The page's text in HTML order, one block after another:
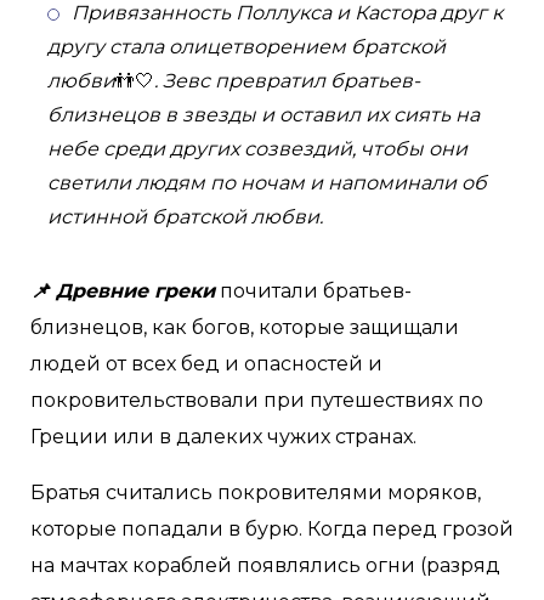
Привязанность Поллукса и Кастора друг к
другу стала олицетворением братской
любви👬🤍. Зевс превратил братьев-
близнецов в звезды и оставил их сиять на
небе среди других созвездий, чтобы они
светили людям по ночам и напоминали об
истинной братской любви.
📌 Древние грекипочитали братьев-
близнецов, как богов, которые защищали
людей от всех бед и опасностей и
покровительствовали при путешествиях по
Греции или в далеких чужих странах.
Братья считались покровителями моряков,
которые попадали в бурю. Когда перед грозой
на мачтах кораблей появлялись огни (разряд